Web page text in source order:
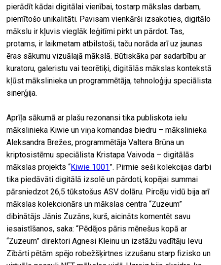
pierādīt kādai digitālai vienībai, tostarp mākslas darbam,
piemītošo unikalitāti. Pavisam vienkārši izsakoties, digitālo
mākslu ir kļuvis vieglāk leģitīmi pirkt un pārdot. Tas,
protams, ir laikmetam atbilstoši, taču norāda arī uz jaunas
ēras sākumu vizuālajā mākslā. Būtiskāka par sadarbību ar
kuratoru, galeristu vai teorētiķi, digitālās mākslas kontekstā
kļūst mākslinieka un programmētāja, tehnoloģiju speciālista
sinerģija.
Aprīļa sākumā ar plašu rezonansi tika publiskota ielu
mākslinieka Kiwie un viņa komandas biedru – mākslinieka
Aleksandra Brežes, programmētāja Valtera Brūna un
kriptosistēmu speciālista Kristapa Vaivoda – digitālās
mākslas projekts “Kiwie 1001 ”. Pirmie seši kolekcijas darbi
tika piedāvāti digitālā izsolē un pārdoti, kopējai summai
pārsniedzot 26,5 tūkstošus ASV dolāru. Pircēju vidū bija arī
mākslas kolekcionārs un mākslas centra “Zuzeum”
dibinātājs Jānis Zuzāns, kurš, aicināts komentēt savu
iesaistīšanos, saka: “Pēdējos pāris mēnešus kopā ar
“Zuzeum” direktori Agnesi Kleinu un izstāžu vadītāju Ievu
Zībārti pētām spējo robežšķirtnes izzušanu starp fizisko un